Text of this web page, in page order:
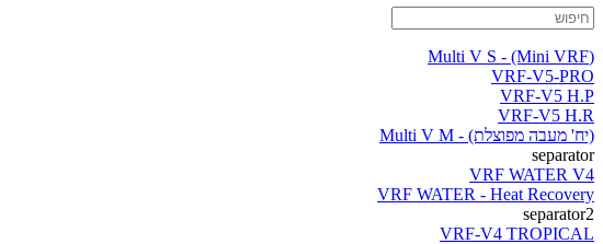
(Multi V S - (Mini VRF
VRF-V5-PRO
VRF-V5 H.P
VRF-V5 H.R
(יח' מעבה מפוצלת) - Multi V M
separator
VRF WATER V4
VRF WATER - Heat Recovery
separator2
VRF-V4 TROPICAL